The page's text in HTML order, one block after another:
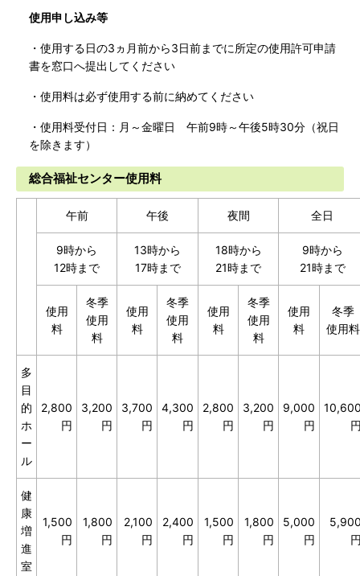
使用申し込み等
・使用する日の3ヵ月前から3日前までに所定の使用許可申請
書を窓口へ提出してください
・使用料は必ず使用する前に納めてください
・使用料受付日：月～金曜日 午前9時～午後5時30分（祝日
を除きます）
総合福祉センター使用料
午前 午後 夜間 全日
9時から
12時まで
13時から
17時まで
18時から
21時まで
9時から
21時まで
使用
料
冬季
使用
料
使用
料
冬季
使用
料
使用
料
冬季
使用
料
使用
料
冬季
使用料
多
目
的
ホ
ー
ル
2,800
円
3,200
円
3,700
円
4,300
円
2,800
円
3,200
円
9,000
円
健
康
増
進
室
1,500
円
1,800
円
2,100
円
2,400
円
1,500
円
1,800
円
5,000
円